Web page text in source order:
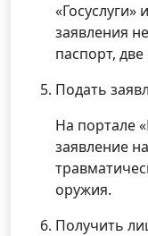
заявления
паспорт,
Подать
На портале
заявление
оружия.
Получить